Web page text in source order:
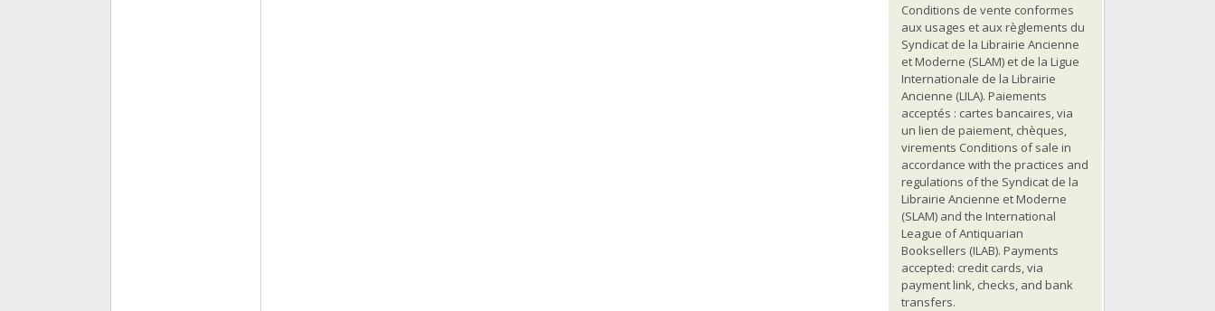
Conditions de vente conformes
aux usages et aux règlements du
Syndicat de la Librairie Ancienne
et Moderne (SLAM) et de la Ligue
Internationale de la Librairie
Ancienne (LILA). Paiements
acceptés : cartes bancaires, via
un lien de paiement, chèques,
virements Conditions of sale in
accordance with the practices and
regulations of the Syndicat de la
Librairie Ancienne et Moderne
(SLAM) and the International
League of Antiquarian
Booksellers (ILAB). Payments
accepted: credit cards, via
payment link, checks, and bank
transfers.